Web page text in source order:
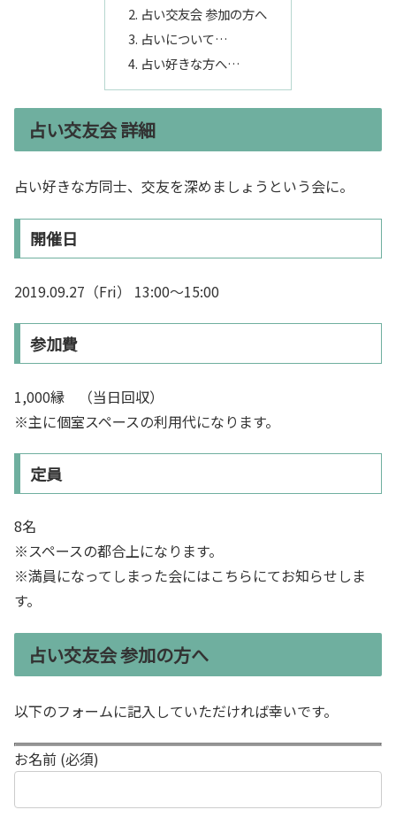
占い交友会 参加の方へ
占いについて…
占い好きな方へ…
占い交友会 詳細
占い好きな方同士、交友を深めましょうという会に。
開催日
2019.09.27（Fri） 13:00～15:00
参加費
1,000縁 （当日回収）
※主に個室スペースの利用代になります。
定員
8名
※スペースの都合上になります。
※満員になってしまった会にはこちらにてお知らせしま
す。
占い交友会 参加の方へ
以下のフォームに記入していただければ幸いです。
お名前 (必須)